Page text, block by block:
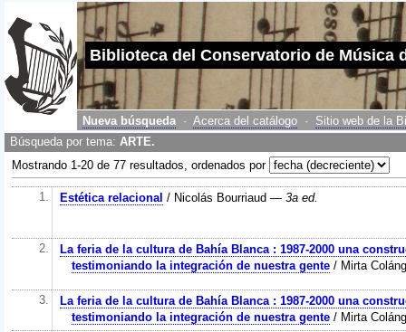
Biblioteca del Conservatorio de Música
Nueva búsqueda ·Acerca del catálogo · Sitio web de la
Búsqueda por tema:ARTE.
Mostrando 1-20 de 77 resultados, ordenados por
1. Estética relacional / Nicolás Bourriaud — 3a ed.
2.
La feria de la cultura de Bahía Blanca : 1987-2000 una
testimoniando la integración de nuestra gente/ Mirta
3.
La feria de la cultura de Bahía Blanca : 1987-2000 una
testimoniando la integración de nuestra gente/ Mirta